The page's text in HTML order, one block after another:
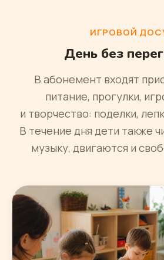
ИГРОВОЙ
День без
В абонемент входят
питание, прогулки,
и творчество: поделки,
В течение дня дети также
музыку, двигаются и